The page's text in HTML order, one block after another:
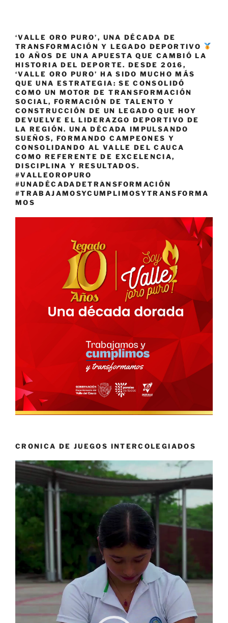
‘VALLE ORO PURO’, UNA DÉCADA DE
TRANSFORMACIÓN Y LEGADO DEPORTIVO
10 AÑOS DE UNA APUESTA QUE CAMBIÓ LA
HISTORIA DEL DEPORTE. DESDE 2016,
‘VALLE ORO PURO’ HA SIDO MUCHO MÁS
QUE UNA ESTRATEGIA: SE CONSOLIDÓ
COMO UN MOTOR DE TRANSFORMACIÓN
SOCIAL, FORMACIÓN DE TALENTO Y
CONSTRUCCIÓN DE UN LEGADO QUE HOY
DEVUELVE EL LIDERAZGO DEPORTIVO DE
LA REGIÓN. UNA DÉCADA IMPULSANDO
SUEÑOS, FORMANDO CAMPEONES Y
CONSOLIDANDO AL VALLE DEL CAUCA
COMO REFERENTE DE EXCELENCIA,
DISCIPLINA Y RESULTADOS.
#VALLEOROPURO
#UNADÉCADADETRANSFORMACIÓN
#TRABAJAMOSYCUMPLIMOSYTRANSFORMA
MOS
CRONICA DE JUEGOS INTERCOLEGIADOS
Reproductor
vídeo